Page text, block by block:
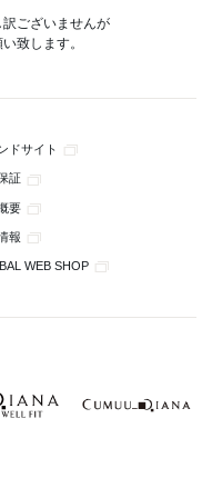
ございませんが
致します。
ドサイト
証
要
報
WEB SHOP